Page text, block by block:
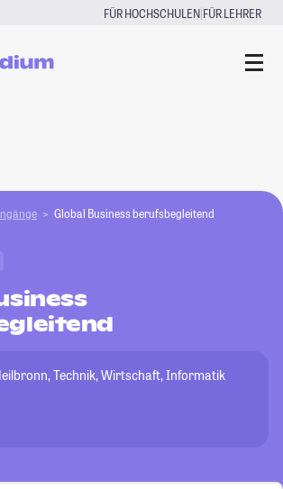
FÜR HOCHSCHULEN|FÜR LEHRER
Global Business berufsbegleitend
Technik, Wirtschaft, Informatik